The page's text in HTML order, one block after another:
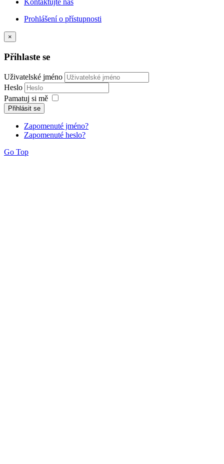
Kontaktujte nás
Prohlášení o přístupnosti
×
Přihlaste se
Uživatelské jméno
Heslo
Pamatuj si mě
Přihlásit se
Zapomenuté jméno?
Zapomenuté heslo?
Go Top